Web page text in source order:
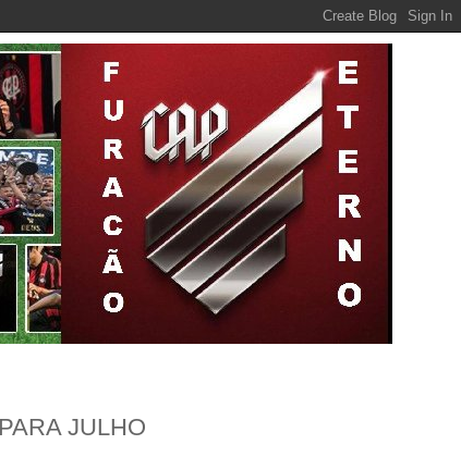
JULHO